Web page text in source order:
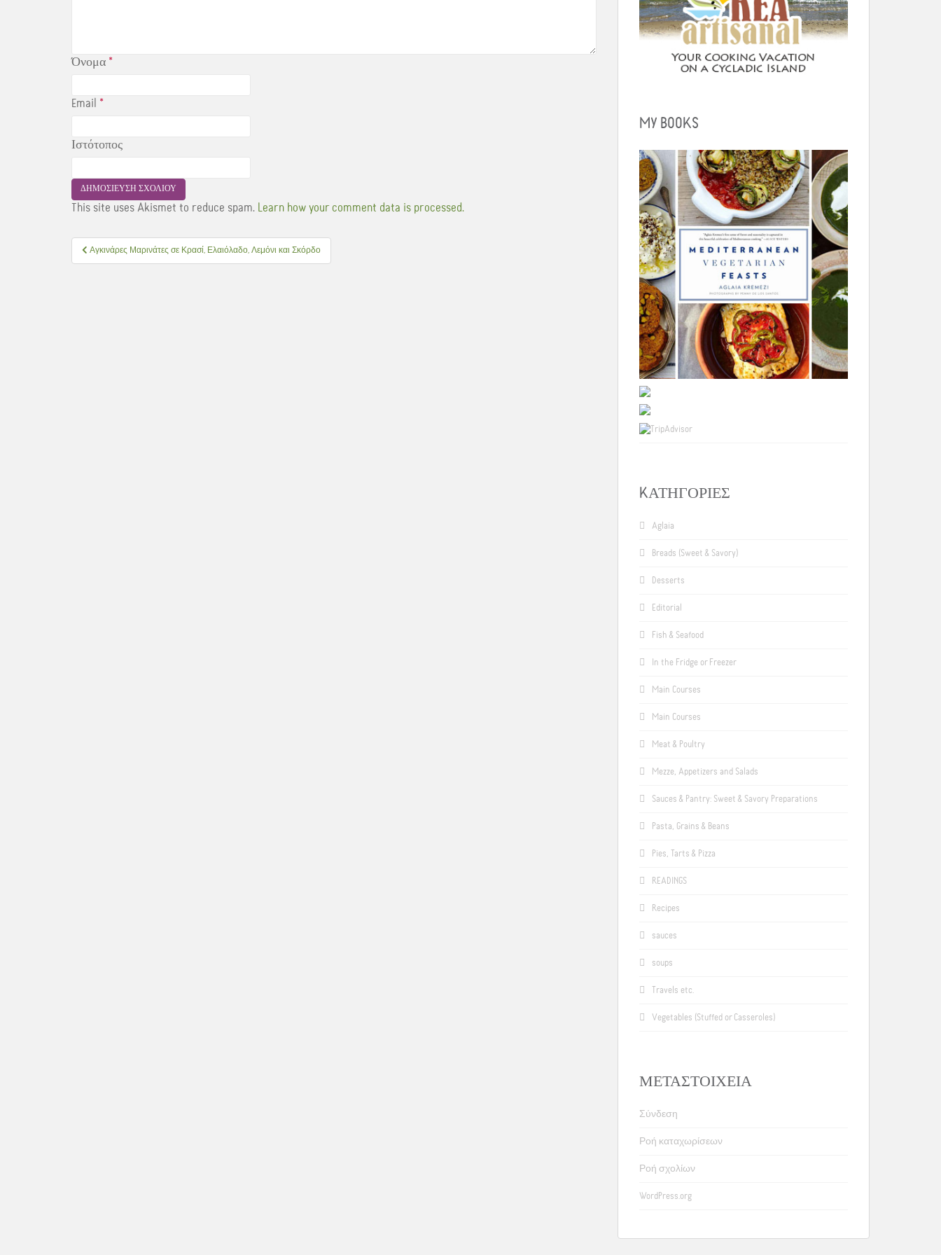
Όνομα *
Email *
Ιστότοπος
This site uses Akismet to reduce spam. Learn how your comment data is processed.
Πλοήγηση
άρθρων
Αγκινάρες Μαρινάτες σε Κρασί, Ελαιόλαδο, Λεμόνι και Σκόρδο
MY BOOKS
KΑΤΗΓΟΡΊΕΣ
Aglaia
Breads (Sweet & Savory)
Desserts
Editorial
Fish & Seafood
In the Fridge or Freezer
Main Courses
Main Courses
Meat & Poultry
Mezze, Appetizers and Salads
Sauces & Pantry: Sweet & Savory Preparations
Pasta, Grains & Beans
Pies, Tarts & Pizza
READINGS
Recipes
sauces
soups
Travels etc.
Vegetables (Stuffed or Casseroles)
ΜΕΤΑΣΤΟΙΧΕΊΑ
Σύνδεση
Ροή καταχωρίσεων
Ροή σχολίων
WordPress.org